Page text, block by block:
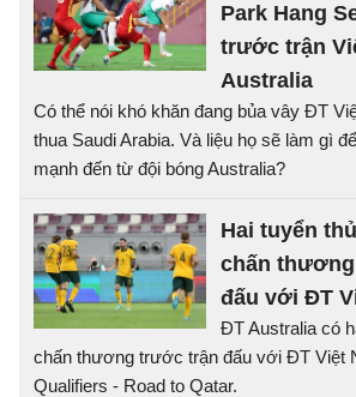
Park Hang
trước trận
Australia
Có thể nói khó khăn đang bủa vây ĐT
thua Saudi Arabia. Và liệu họ sẽ làm gì
mạnh đến từ đội bóng Australia?
Hai tuyển
chấn
đấu với ĐT
ĐT Australia có
chấn thương trước trận đấu với ĐT Việt
Qualifiers - Road to Qatar.